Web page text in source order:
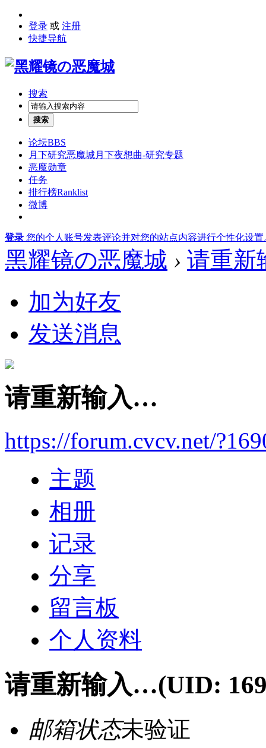
登录 或 注册
快捷导航
搜索
搜索
论坛BBS
月下研究恶魔城月下夜想曲-研究专题
恶魔勋章
任务
排行榜Ranklist
微博
登录 您的个人账号发表评论并对您的站点内容进行个性化设置
黑耀镜の恶魔城 › 请重
加为好友
发送消息
请重新输入…
https://forum.cvcv.net/
主题
相册
记录
分享
留言板
个人资料
请重新输入…(UID:
邮箱状态未验证